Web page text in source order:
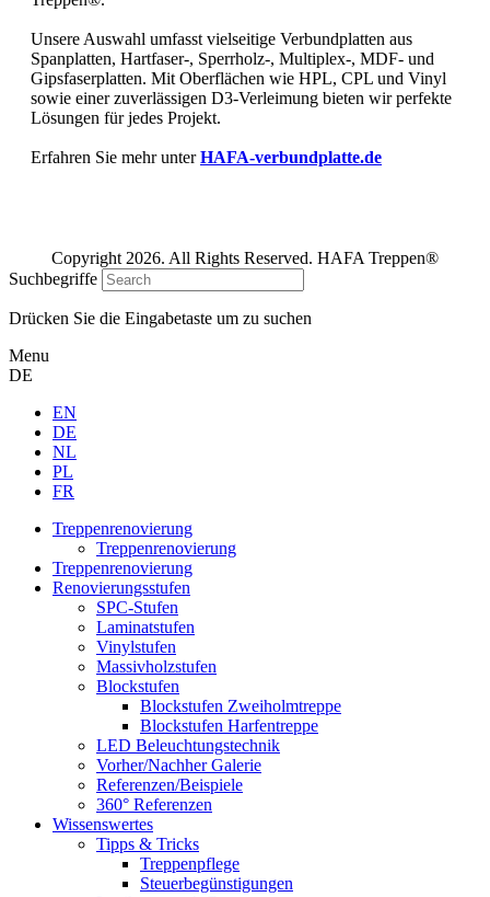
Unsere Auswahl umfasst vielseitige Verbundplatten aus
Spanplatten, Hartfaser-, Sperrholz-, Multiplex-, MDF- und
Gipsfaserplatten. Mit Oberflächen wie HPL, CPL und Vinyl
sowie einer zuverlässigen D3-Verleimung bieten wir perfekte
Lösungen für jedes Projekt.
Erfahren Sie mehr unterHAFA-verbundplatte.de
Copyright 2026. All Rights Reserved. HAFA Treppen®
Suchbegriffe
Drücken Sie die Eingabetaste um zu suchen
Menu
DE
EN
DE
NL
PL
FR
Treppenrenovierung
Treppenrenovierung
Treppenrenovierung
Renovierungsstufen
SPC-Stufen
Laminatstufen
Vinylstufen
Massivholzstufen
Blockstufen
Blockstufen Zweiholmtreppe
Blockstufen Harfentreppe
LED Beleuchtungstechnik
Vorher/Nachher Galerie
Referenzen/Beispiele
360° Referenzen
Wissenswertes
Tipps & Tricks
Treppenpflege
Steuerbegünstigungen